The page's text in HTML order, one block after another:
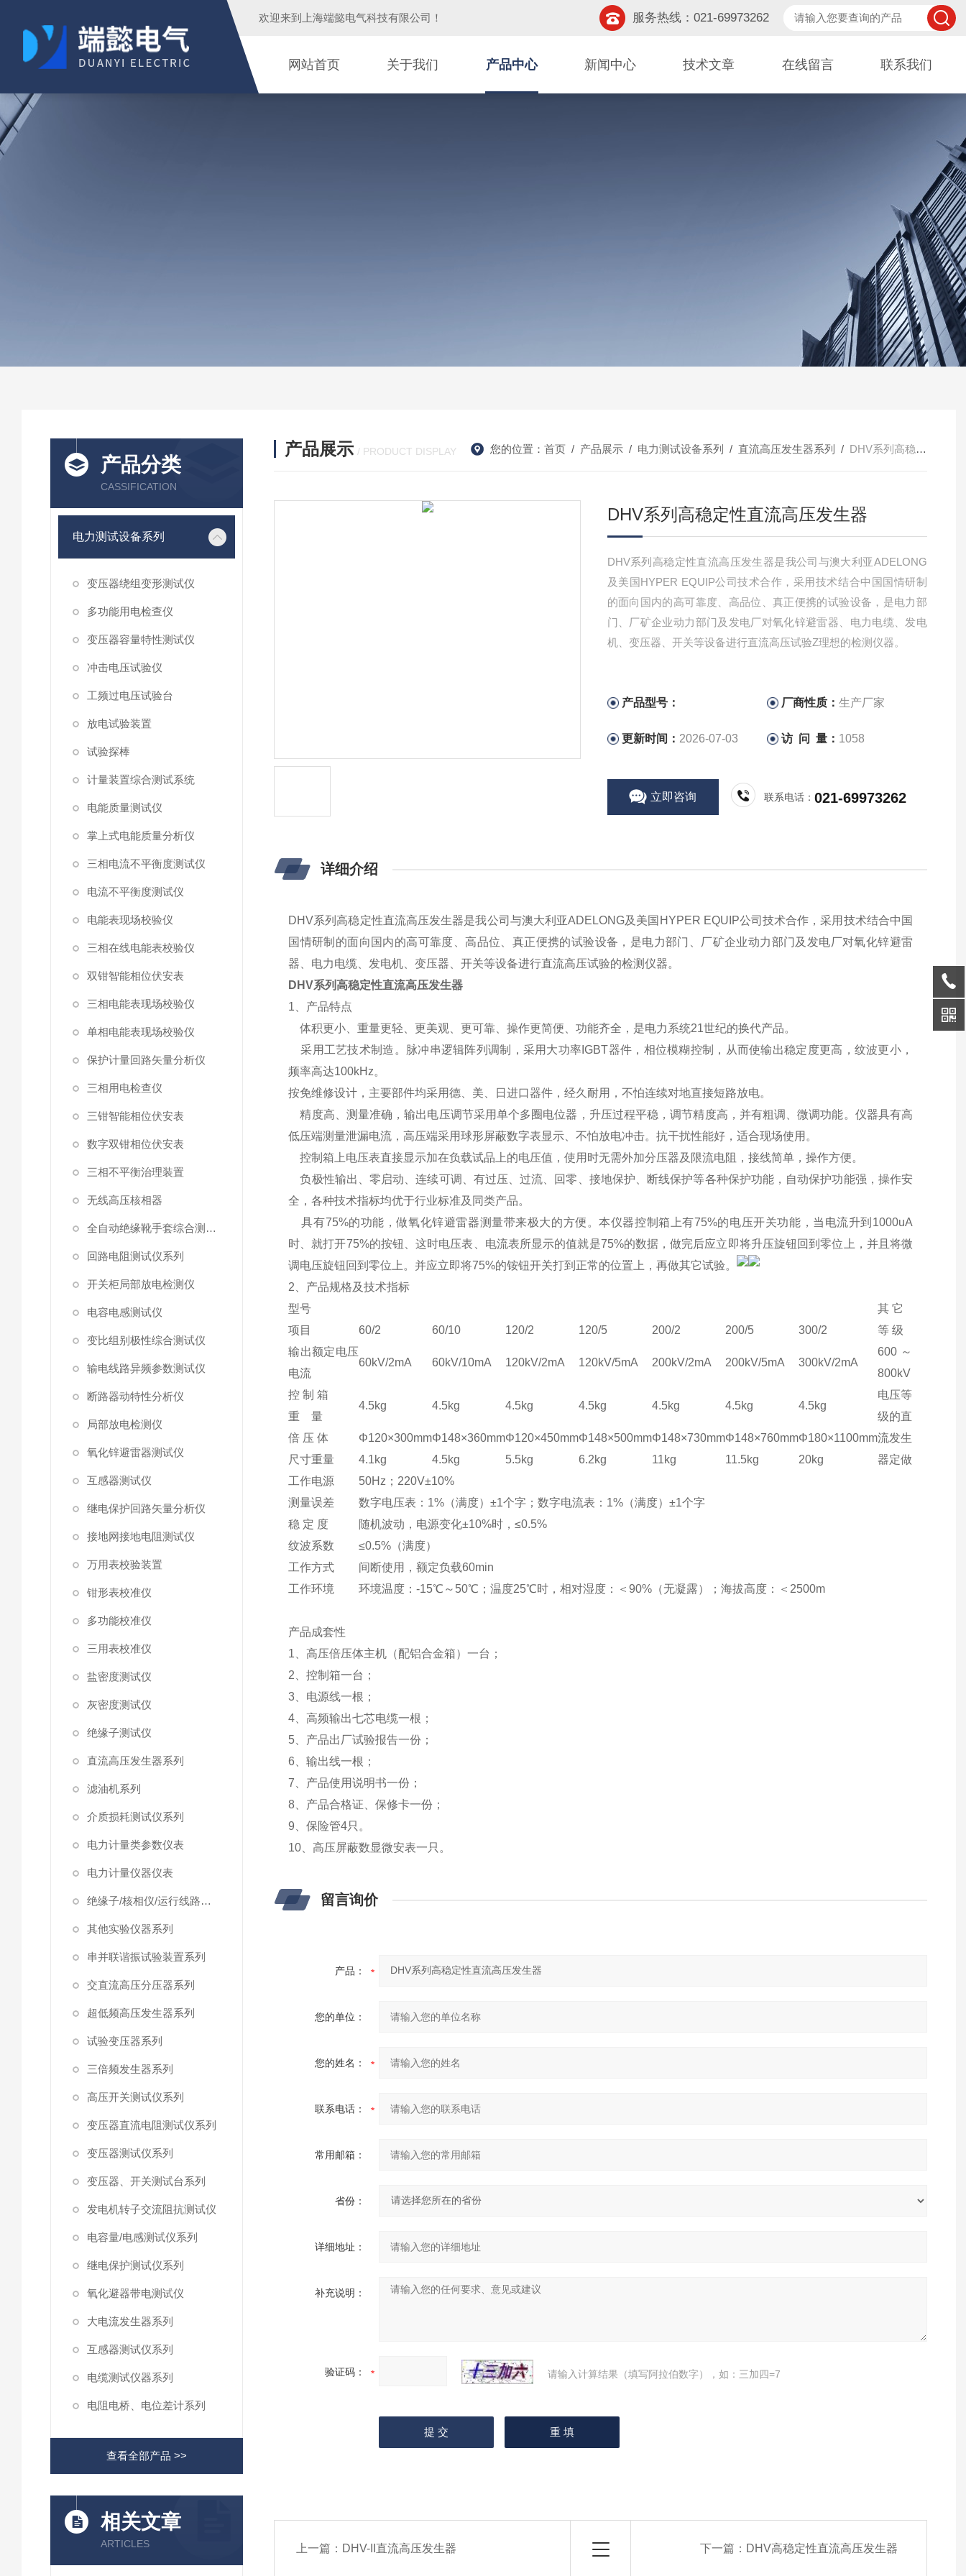
欢迎来到 上海端懿电气科技有限公司 ！ 服务热线：021-69973262
网站首页 关于我们 产品中心 新闻中心 技术文章 在线留言 联系我们
产品分类
CASSIFICATION
电力测试设备系列
变压器绕组变形测试仪
多功能用电检查仪
变压器容量特性测试仪
冲击电压试验仪
工频过电压试验台
放电试验装置
试验探棒
计量装置综合测试系统
电能质量测试仪
掌上式电能质量分析仪
三相电流不平衡度测试仪
电流不平衡度测试仪
电能表现场校验仪
三相在线电能表校验仪
双钳智能相位伏安表
三相电能表现场校验仪
单相电能表现场校验仪
保护计量回路矢量分析仪
三相用电检查仪
三钳智能相位伏安表
数字双钳相位伏安表
三相不平衡治理装置
无线高压核相器
全自动绝缘靴手套综合测试仪
回路电阻测试仪系列
开关柜局部放电检测仪
电容电感测试仪
变比组别极性综合测试仪
输电线路异频参数测试仪
断路器动特性分析仪
局部放电检测仪
氧化锌避雷器测试仪
互感器测试仪
继电保护回路矢量分析仪
接地网接地电阻测试仪
万用表校验装置
钳形表校准仪
多功能校准仪
三用表校准仪
盐密度测试仪
灰密度测试仪
绝缘子测试仪
直流高压发生器系列
滤油机系列
介质损耗测试仪系列
电力计量类参数仪表
电力计量仪器仪表
绝缘子/核相仪/运行线路试验仪器
其他实验仪器系列
串并联谐振试验装置系列
交直流高压分压器系列
超低频高压发生器系列
试验变压器系列
三倍频发生器系列
高压开关测试仪系列
变压器直流电阻测试仪系列
变压器测试仪系列
变压器、开关测试台系列
发电机转子交流阻抗测试仪
电容量/电感测试仪系列
继电保护测试仪系列
氧化避器带电测试仪
大电流发生器系列
互感器测试仪系列
电缆测试仪器系列
电阻电桥、电位差计系列
查看全部产品 >>
相关文章
ARTICLES
产品展示 / PRODUCT DISPLAY 您的位置： 首页/ 产品展示/ 电力测试设备系列 / 直流高压发生器系列 / DHV系列高稳定性直流高压发生器
DHV系列高稳定性直流高压发生器
DHV系列高稳定性直流高压发生器是我公司与澳大利亚ADELONG
及美国HYPER EQUIP公司技术合作，采用技术结合中国国情研制
的面向国内的高可靠度、高品位、真正便携的试验设备，是电力部
门、厂矿企业动力部门及发电厂对氧化锌避雷器、电力电缆、发电
机、变压器、开关等设备进行直流高压试验Z理想的检测仪器。
产品型号： 厂商性质：生产厂家
更新时间： 2026-07-03 访 问 量： 1058
立即咨询 联系电话：021-69973262
详细介绍
DHV系列高稳定性直流高压发生器是我公司与澳大利亚ADELONG及美国HYPER EQUIP公司技术合作，采用技术结合中国
国情研制的面向国内的高可靠度、高品位、真正便携的试验设备，是电力部门、厂矿企业动力部门及发电厂对氧化锌避雷
器、电力电缆、发电机、变压器、开关等设备进行直流高压试验的检测仪器。
DHV系列高稳定性直流高压发生器
1、产品特点
体积更小、重量更轻、更美观、更可靠、操作更简便、功能齐全，是电力系统21世纪的换代产品。
采用工艺技术制造。脉冲串逻辑阵列调制，采用大功率IGBT器件，相位模糊控制，从而使输出稳定度更高，纹波更小，
频率高达100kHz。
按免维修设计，主要部件均采用德、美、日进口器件，经久耐用，不怕连续对地直接短路放电。
精度高、测量准确，输出电压调节采用单个多圈电位器，升压过程平稳，调节精度高，并有粗调、微调功能。仪器具有高
低压端测量泄漏电流，高压端采用球形屏蔽数字表显示、不怕放电冲击。抗干扰性能好，适合现场使用。
控制箱上电压表直接显示加在负载试品上的电压值，使用时无需外加分压器及限流电阻，接线简单，操作方便。
负极性输出、零启动、连续可调、有过压、过流、回零、接地保护、断线保护等各种保护功能，自动保护功能强，操作安
全，各种技术指标均优于行业标准及同类产品。
具有75%的功能，做氧化锌避雷器测量带来极大的方便。本仪器控制箱上有75%的电压开关功能，当电流升到1000uA
时、就打开75%的按钮、这时电压表、电流表所显示的值就是75%的数据，做完后应立即将升压旋钮回到零位上，并且将微
调电压旋钮回到零位上。并应立即将75%的铵钮开关打到正常的位置上，再做其它试验。
2、产品规格及技术指标
型号
项目
60/2 60/10 120/2 120/5 200/2 200/5 300/2
其 它
等 级
输出额定电压
电流
60kV/2mA 60kV/10mA 120kV/2mA 120kV/5mA 200kV/2mA 200kV/5mA 300kV/2mA
600～
800kV
电压等
级的直
流发生
器定做
控 制 箱
重 量
4.5kg 4.5kg 4.5kg 4.5kg 4.5kg 4.5kg 4.5kg
倍 压 体
尺寸重量
Φ120×300mm
4.1kg
Φ148×360mm
4.5kg
Φ120×450mm
5.5kg
Φ148×500mm
6.2kg
Φ148×730mm
11kg
Φ148×760mm
11.5kg
Φ180×1100mm
20kg
工作电源
50Hz；220V±10%
测量误差
数字电压表：1%（满度）±1个字；数字电流表：1%（满度）±1个字
稳 定 度
随机波动，电源变化±10%时，≤0.5%
纹波系数
≤0.5%（满度）
工作方式
间断使用，额定负载60min
工作环境
环境温度：-15℃～50℃；温度25℃时，相对湿度：＜90%（无凝露）；海拔高度：＜2500m
产品成套性
1、高压倍压体主机（配铝合金箱）一台；
2、控制箱一台；
3、电源线一根；
4、高频输出七芯电缆一根；
5、产品出厂试验报告一份；
6、输出线一根；
7、产品使用说明书一份；
8、产品合格证、保修卡一份；
9、保险管4只。
10、高压屏蔽数显微安表一只。
留言询价
产品：
您的单位：
您的姓名：
联系电话：
常用邮箱：
省份：
详细地址：
补充说明：
验证码： 请输入计算结果（填写阿拉伯数字），如：三加四=7
上一篇： DHV-II直流高压发生器 下一篇： DHV高稳定性直流高压发生器